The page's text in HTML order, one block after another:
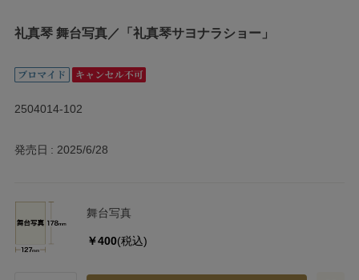
礼真琴 舞台写真／「礼真琴サヨナラショー」
2504014-102
発売日 2025/6/28
舞台写真
￥400(税込)